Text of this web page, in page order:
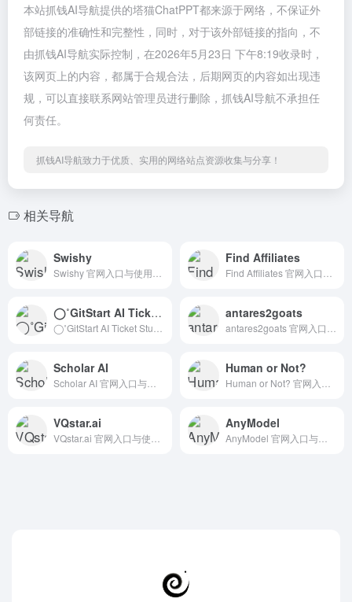
本站抓钱AI导航提供的塔猫ChatPPT都来源于网络，不保证外
部链接的准确性和完整性，同时，对于该外部链接的指向，不
由抓钱AI导航实际控制，在2026年5月23日 下午8:19收录时，
该网页上的内容，都属于合规合法，后期网页的内容如出现违
规，可以直接联系网站管理员进行删除，抓钱AI导航不承担任
何责任。
抓钱AI导航致力于优质、实用的网络站点资源收集与分享！
相关导航
Swishy Find Affiliates
◯˚GitStart AI Ticket Studio antares2goats
Scholar AI Human or Not?
VQstar.ai AnyModel